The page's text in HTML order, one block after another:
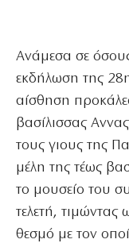
Ανάμεσα σε
εκδήλωση της
αίσθηση
βασίλισσας
τους γιους της
μέλη της τέως
το μουσείο του
τελετή,
θεσμό με τον